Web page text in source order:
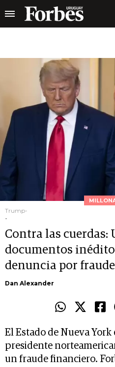
Trump-
-
Contra las cuerdas:
documentos
denuncia por
Dan Alexander
El Estado de Nueva
presidente
un fraude financiero.